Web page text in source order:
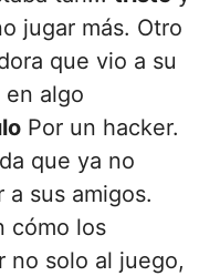
jugar más. Otro
que vio a su
en algo
Por un hacker.
que ya no
a sus amigos.
cómo los
no solo al juego,